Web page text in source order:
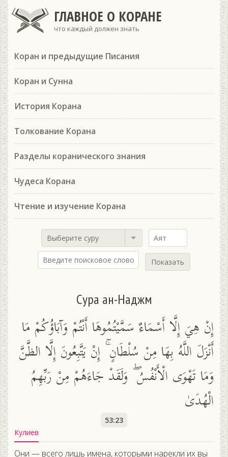
ГЛАВНОЕ О КОРАНЕ
что каждый должен знать
Коран и предыдущие Писания
Коран и Сунна
История Корана
Толкование Корана
Разделы коранического знания
Чудеса Корана
Чтение и изучение Корана
Выберите суру
Показать
Сура ан-Наджм
إِنْ هِيَ إِلَّا أَسْمَاءٌ سَمَّيْتُمُوهَا أَنْتُمْ وَآبَاؤُكُمْ مَا
أَنْزَلَ اللَّهُ بِهَا مِنْ سُلْطَانٍ ۚ إِنْ يَتَّبِعُونَ إِلَّا الظَّنَّ
وَمَا تَهْوَى الْأَنْفُسُ ۖ وَلَقَدْ جَاءَهُمْ مِنْ رَبِّهِمُ
الْهُدَىٰ
53:23
Кулиев
Они — всего лишь имена, которыми нарекли их вы